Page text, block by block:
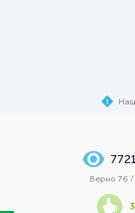
Верно 76
3